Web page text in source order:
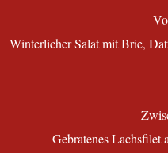
Winterlicher Salat mit Brie,
Gebratenes Lachsfilet